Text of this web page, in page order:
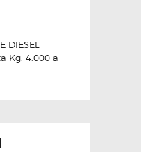
DIESEL
Kg. 4.000 a